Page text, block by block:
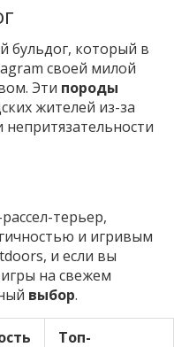
бульдог, который в
своей милой
Эти породы
жителей из-за
терьер,
и игривым
и если вы
на свежем
выбор.
Топ-